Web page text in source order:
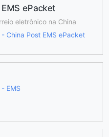
ePacket
eletrônico na China
China Post EMS ePacket
EMS